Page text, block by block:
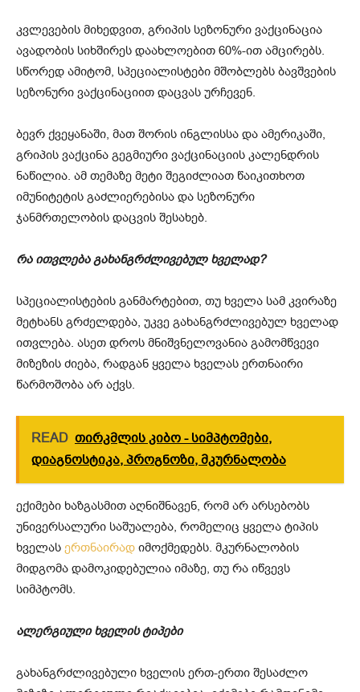
კვლევების მიხედვით, გრიპის სეზონური ვაქცინაცია
ავადობის სიხშირეს დაახლოებით 60%-ით ამცირებს.
სწორედ ამიტომ, სპეციალისტები მშობლებს ბავშვების
სეზონური ვაქცინაციით დაცვას ურჩევენ.
ბევრ ქვეყანაში, მათ შორის ინგლისსა და ამერიკაში,
გრიპის ვაქცინა გეგმიური ვაქცინაციის კალენდრის
ნაწილია. ამ თემაზე მეტი შეგიძლიათ წაიკითხოთ
იმუნიტეტის გაძლიერებისა და სეზონური
ჯანმრთელობის დაცვის შესახებ.
რა ითვლება გახანგრძლივებულ ხველად?
სპეციალისტების განმარტებით, თუ ხველა სამ კვირაზე
მეტხანს გრძელდება, უკვე გახანგრძლივებულ ხველად
ითვლება. ასეთ დროს მნიშვნელოვანია გამომწვევი
მიზეზის ძიება, რადგან ყველა ხველას ერთნაირი
წარმოშობა არ აქვს.
READ თირ­კმლის კი­ბო - სიმ­პტო­მე­ბი,
დიაგნოსტიკა, პროგ­ნო­ზი, მკურ­ნა­ლო­ბა
ექიმები ხაზგასმით აღნიშნავენ, რომ არ არსებობს
უნივერსალური საშუალება, რომელიც ყველა ტიპის
ხველას ერთნაირად იმოქმედებს. მკურნალობის
მიდგომა დამოკიდებულია იმაზე, თუ რა იწვევს
სიმპტომს.
ალერგიული ხველის ტიპები
გახანგრძლივებული ხველის ერთ-ერთი შესაძლო